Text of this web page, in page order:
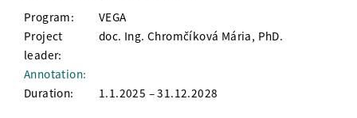
Program:
VEGA
Project
leader:
doc. Ing. Chromčíková Mária, PhD.
Annotation:
Duration:
1.1.2025 – 31.12.2028